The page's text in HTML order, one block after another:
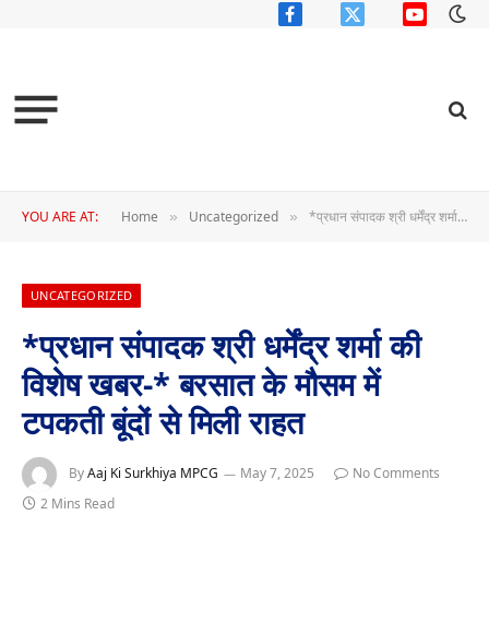
FacebookX
YouTube
YOU ARE AT: Home » Uncategorized » *प्रधान संपादक श्री धर्मेंद्र शर्मा की विशेष खबर-* बरसात के मौसम में टपकती बूंदों से मिली राहत
UNCATEGORIZED
*प्रधान संपादक श्री धर्मेंद्र शर्मा की
विशेष खबर-* बरसात के मौसम में
टपकती बूंदों से मिली राहत
ByAaj Ki Surkhiya MPCG May 7, 2025
No Comments
2 Mins Read